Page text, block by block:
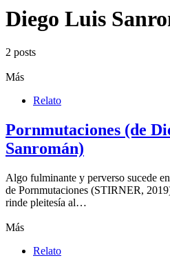
Diego Luis
2 posts
Más
Relato
Pornmutaciones (de
Sanromán)
Algo fulminante y perverso sucede
de Pornmutaciones (STIRNER,
rinde pleitesía al…
Más
Relato